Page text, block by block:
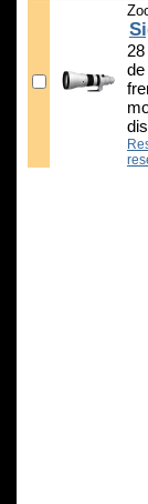
28
de